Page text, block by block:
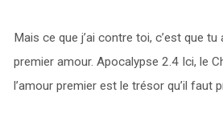
Mais ce que j’ai contre toi, c’est que
premier amour. Apocalypse 2.4 Ici, le
l’amour premier est le trésor qu’il faut